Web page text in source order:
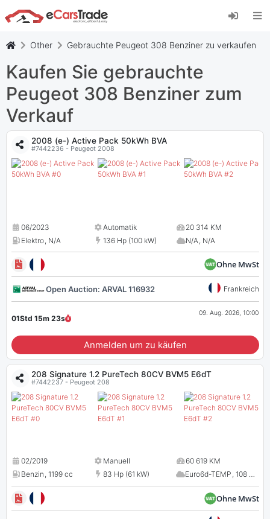
Installieren Sie die eCarsTrade-App, fügen Sie
sie zu Ihrem Startbildschirm hinzu und erhalten
Other Gebrauchte Peugeot 308 Benziner zu verkaufen
Kaufen Sie gebrauchte
Peugeot 308 Benziner zum
Verkauf
2008 (e-) Active Pack 50kWh BVA
#7442236 - Peugeot 2008
06/2023 Automatik
20 314 KM
Elektro, N/A 136 Hp (100 kW) N/A, N/A
Ohne MwSt
Open Auction: ARVAL 116932 Frankreich
01Std 15m 23s
09. Aug. 2026, 10:00
Anmelden um zu käufen
208 Signature 1.2 PureTech 80CV BVM5 E6dT
#7442237 - Peugeot 208
02/2019 Manuell
60 619 KM
Benzin, 1199 cc 83 Hp (61 kW) Euro6d-TEMP, 108 CO
Ohne MwSt